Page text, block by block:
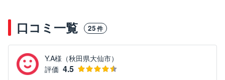
口コミ一覧 25件
Y.A様（秋田県大仙市）
評価 4.5